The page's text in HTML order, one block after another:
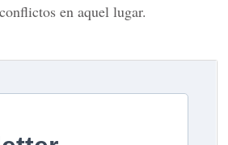
en aquel lugar.